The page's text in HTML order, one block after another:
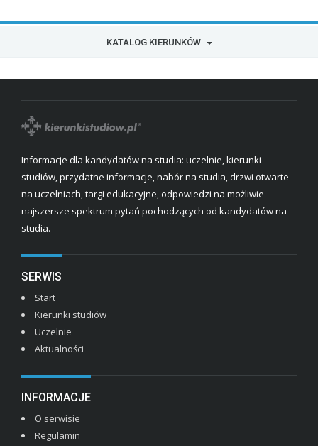
KATALOG KIERUNKÓW
Informacje dla kandydatów na studia: uczelnie, kierunki
studiów, przydatne informacje, nabór na studia, drzwi otwarte
na uczelniach, targi edukacyjne, odpowiedzi na możliwie
najszersze spektrum pytań pochodzących od kandydatów na
studia.
SERWIS
Start
Kierunki studiów
Uczelnie
Aktualności
INFORMACJE
O serwisie
Regulamin